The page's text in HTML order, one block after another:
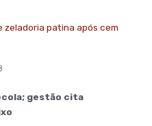
zeladoria patina após cem
gestão cita